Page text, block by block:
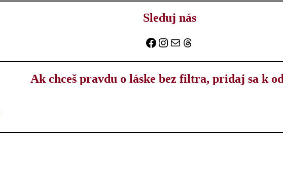
Sleduj nás
Facebook
Instagram
E-mailThreads
Ak chceš pravdu o láske bez filtra, pridaj sa k